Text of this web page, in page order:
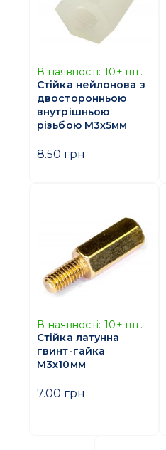
В наявності: 10+ шт.
Стійка нейлонова з
двосторонньою
внутрішньою
різьбою M3х5мм
8.50 грн
В наявності: 10+ шт.
Стійка латунна
гвинт-гайка
M3х10мм
7.00 грн